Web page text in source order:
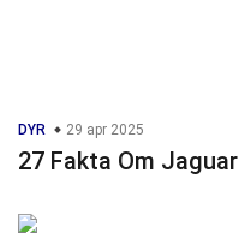
DYR 29 apr 2025
27 Fakta Om Jaguar